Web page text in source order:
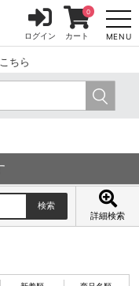
ちら
MENU
ログイン カート
0
詳細検索